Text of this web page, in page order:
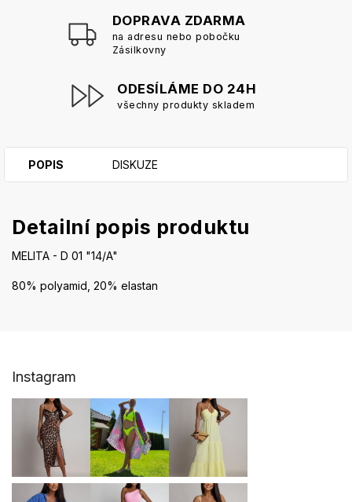
DOPRAVA ZDARMA
na adresu nebo pobočku
Zásilkovny
ODESÍLÁME DO 24H
všechny produkty skladem
POPIS DISKUZE
Detailní popis produktu
MELITA - D 01 "14/A"
80% polyamid, 20% elastan
Instagram